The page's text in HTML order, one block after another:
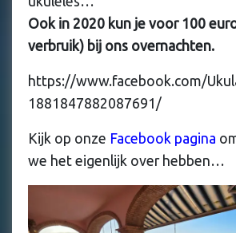
Ook in 2020 kun je voor 100
verbruik) bij ons overnachten.
https://www.facebook.com/
1881847882087691/
Kijk op onze Facebook pagina
we het eigenlijk over hebben…